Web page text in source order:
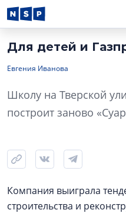
Для детей и
Евгения Иванова
Школу на Тверской
построит заново
Компания выиграла
строительства и